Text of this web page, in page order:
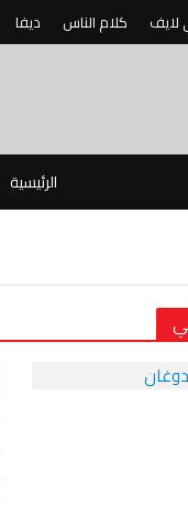
لايف كلام الناس ديفا
الرئيسية